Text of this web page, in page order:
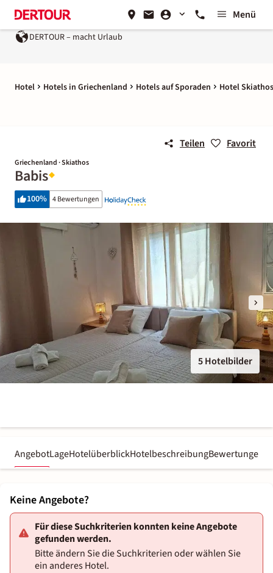
Menü
DERTOUR – macht Urlaub
Hotel Hotels in Griechenland Hotels auf Sporaden Hotel Skiathos
Teilen Favorit
Griechenland · Skiathos
Babis
100% 4 Bewertungen
5 Hotelbilder
AngebotLageHotelüberblickHotelbeschreibungBewertungen
Keine Angebote?
Für diese Suchkriterien konnten keine Angebote
gefunden werden.
Bitte ändern Sie die Suchkriterien oder wählen Sie
ein anderes Hotel.